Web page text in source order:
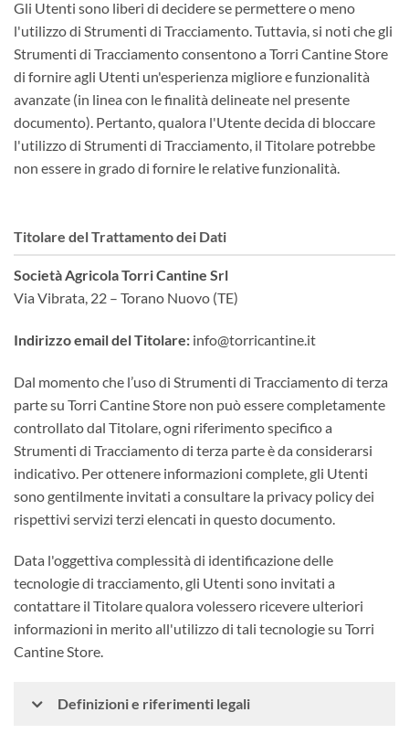
Gli Utenti sono liberi di decidere se permettere o meno
l'utilizzo di Strumenti di Tracciamento. Tuttavia, si noti che gli
Strumenti di Tracciamento consentono a Torri Cantine Store
di fornire agli Utenti un'esperienza migliore e funzionalità
avanzate (in linea con le finalità delineate nel presente
documento). Pertanto, qualora l'Utente decida di bloccare
l'utilizzo di Strumenti di Tracciamento, il Titolare potrebbe
non essere in grado di fornire le relative funzionalità.
Titolare del Trattamento dei Dati
Società Agricola Torri Cantine Srl
Via Vibrata, 22 – Torano Nuovo (TE)
Indirizzo email del Titolare: info@torricantine.it
Dal momento che l’uso di Strumenti di Tracciamento di terza
parte su Torri Cantine Store non può essere completamente
controllato dal Titolare, ogni riferimento specifico a
Strumenti di Tracciamento di terza parte è da considerarsi
indicativo. Per ottenere informazioni complete, gli Utenti
sono gentilmente invitati a consultare la privacy policy dei
rispettivi servizi terzi elencati in questo documento.
Data l'oggettiva complessità di identificazione delle
tecnologie di tracciamento, gli Utenti sono invitati a
contattare il Titolare qualora volessero ricevere ulteriori
informazioni in merito all'utilizzo di tali tecnologie su Torri
Cantine Store.
Definizioni e riferimenti legali